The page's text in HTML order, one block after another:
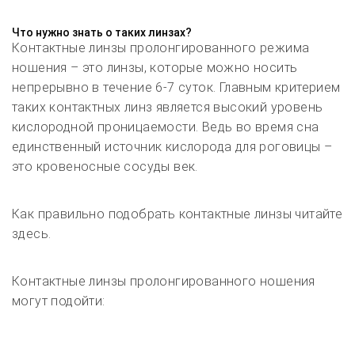
Что нужно знать о таких линзах?
Контактные линзы пролонгированного режима
ношения – это линзы, которые можно носить
непрерывно в течение 6-7 суток. Главным критерием
таких контактных линз является высокий уровень
кислородной проницаемости. Ведь во время сна
единственный источник кислорода для роговицы –
это кровеносные сосуды век.
Как правильно подобрать контактные линзы читайте
здесь.
Контактные линзы пролонгированного ношения
могут подойти: